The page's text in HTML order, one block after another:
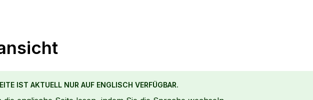
IST AKTUELL NUR AUF ENGLISCH VERFÜGBAR.